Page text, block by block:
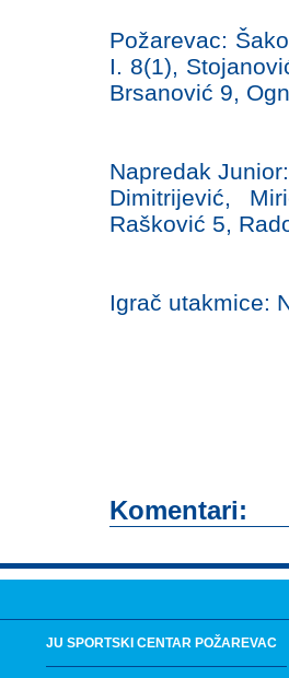
Požarevac:
I. 8(1),
Brsanović 9,
Napredak
Dimitrijević,
Rašković 5,
Igrač utakmice:
Komentari:
JU SPORTSKI CENTAR POŽAREVAC